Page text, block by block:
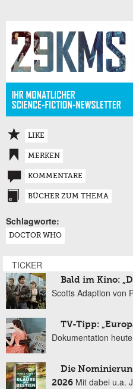
LIKE
MERKEN
KOMMENTARE
BÜCHER ZUM THEMA
Schlagworte:
DOCTOR WHO
TICKER
Bald im Kino:
Scotts Adaption von
TV-Tipp:
Dokumentation
Die
2026 Mit dabei u.a.